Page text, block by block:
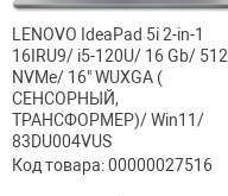
LENOVO IdeaPad 5i 2-in-1
16IRU9/ i5-120U/ 16 Gb/ 512
NVMe/ 16" WUXGA (
СЕНСОРНЫЙ,
ТРАНСФОРМЕР)/ Win11/
83DU004VUS
Код товара: 00000027516